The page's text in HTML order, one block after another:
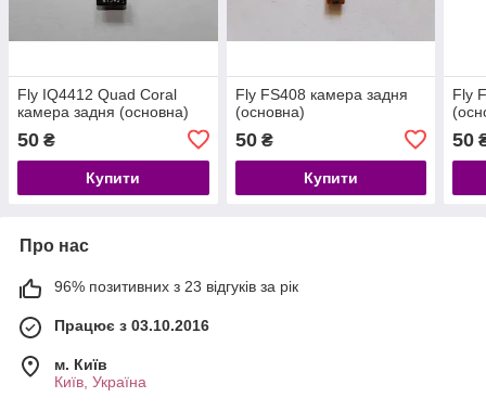
Fly IQ4412 Quad Coral
камера задня (основна)
50 ₴
Купити
Fly FS408 камера задня
(основна)
50₴
Купити
Fly
50
Про нас
96% позитивних з 23 відгуків за рік
Працює з 03.10.2016
м. Київ
Київ, Україна